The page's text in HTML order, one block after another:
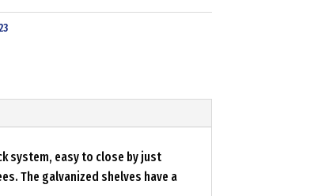
system, easy to close by just
The galvanized shelves have a